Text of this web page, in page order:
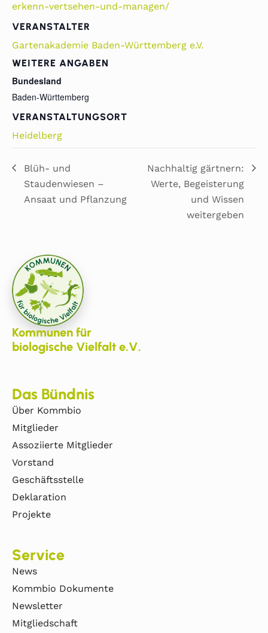
erkenn-vertsehen-und-managen/
VERANSTALTUNGSORT
Heidelberg
VERANSTALTER
Gartenakademie Baden-Württemberg e.V.
WEITERE ANGABEN
Bundesland
Baden-Württemberg
Blüh- und
Staudenwiesen –
Ansaat und Pflanzung
Nachhaltig gärtnern:
Werte, Begeisterung
und Wissen
weitergeben
Kommunen für
biologische Vielfalt e.V.
Das Bündnis
Über Kommbio
Mitglieder
Assoziierte Mitglieder
Vorstand
Geschäftsstelle
Deklaration
Projekte
Service
News
Kommbio Dokumente
Newsletter
Mitgliedschaft